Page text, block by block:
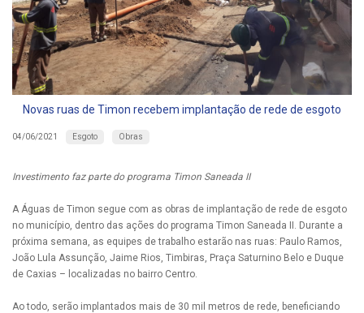
Novas ruas de Timon recebem implantação de rede de esgoto
04/06/2021 Esgoto Obras
Investimento faz parte do programa Timon Saneada II
A Águas de Timon segue com as obras de implantação de rede de esgoto
no município, dentro das ações do programa Timon Saneada II. Durante a
próxima semana, as equipes de trabalho estarão nas ruas: Paulo Ramos,
João Lula Assunção, Jaime Rios, Timbiras, Praça Saturnino Belo e Duque
de Caxias – localizadas no bairro Centro.
Ao todo, serão implantados mais de 30 mil metros de rede, beneficiando